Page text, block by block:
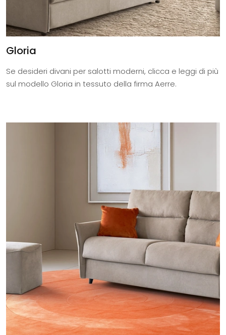
Gloria
Se desideri divani per salotti moderni, clicca e leggi di più
sul modello Gloria in tessuto della firma Aerre.